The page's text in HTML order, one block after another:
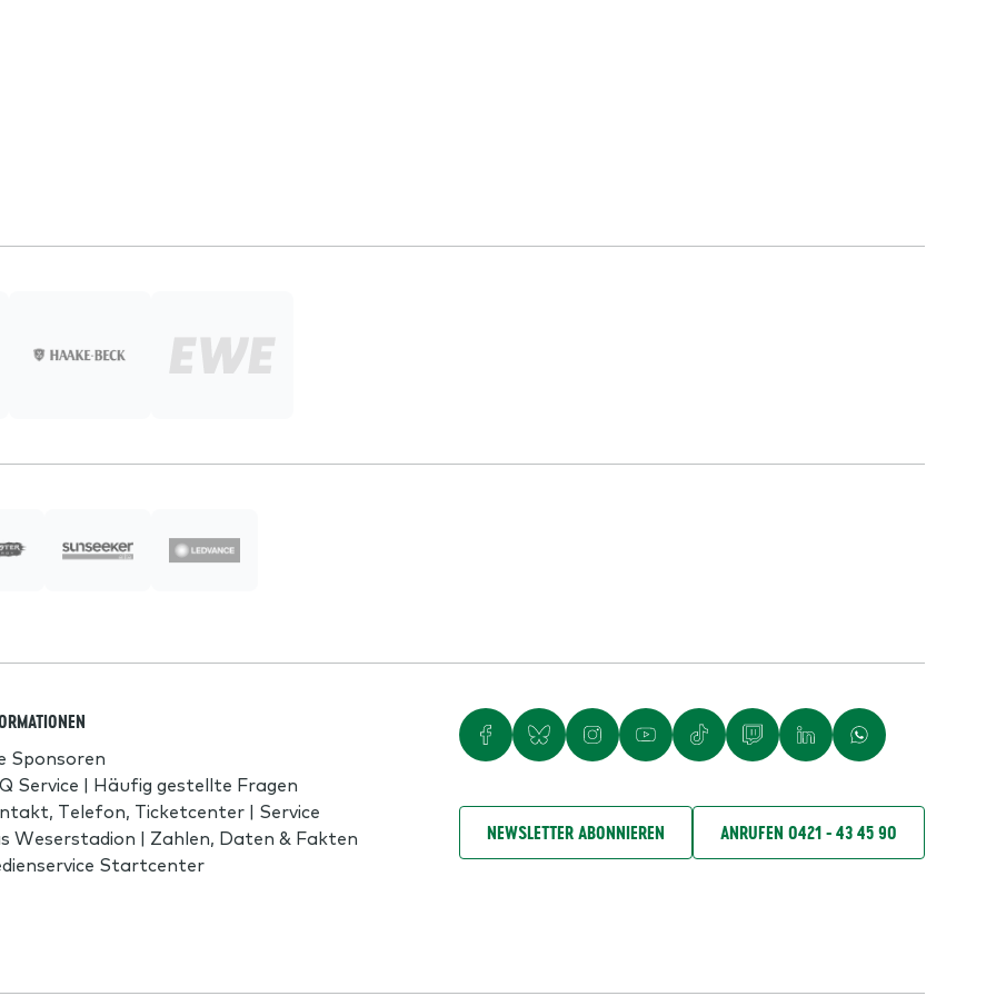
Sponsoren
Service | Häufig gestellte Fragen
Telefon, Ticketcenter | Service
Weserstadion | Zahlen, Daten & Fakten
Startcenter
NEWSLETTER ABONNIEREN ANRUFEN 0421 - 43 45 90